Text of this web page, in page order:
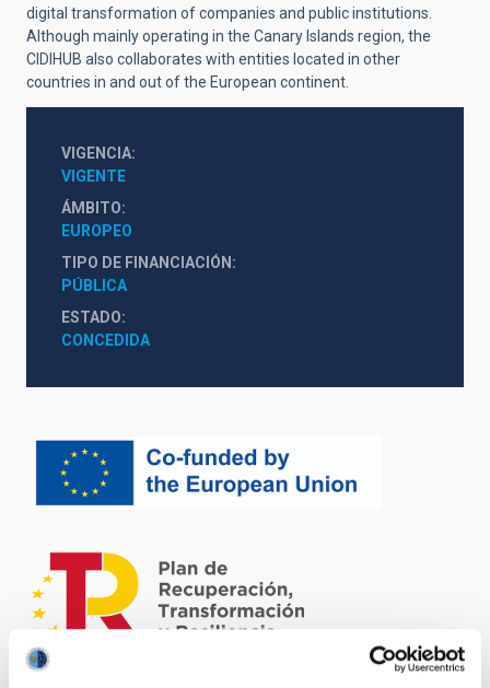
digital transformation of companies and public institutions.
Although mainly operating in the Canary Islands region, the
CIDIHUB also collaborates with entities located in other
countries in and out of the European continent.
VIGENCIA
VIGENTE
ÁMBITO
EUROPEO
TIPO DE FINANCIACIÓN
PÚBLICA
ESTADO
CONCEDIDA